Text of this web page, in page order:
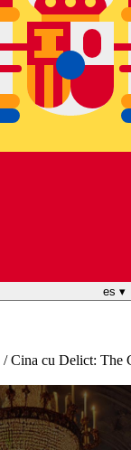
es ▾
/ Cina cu Delict: The